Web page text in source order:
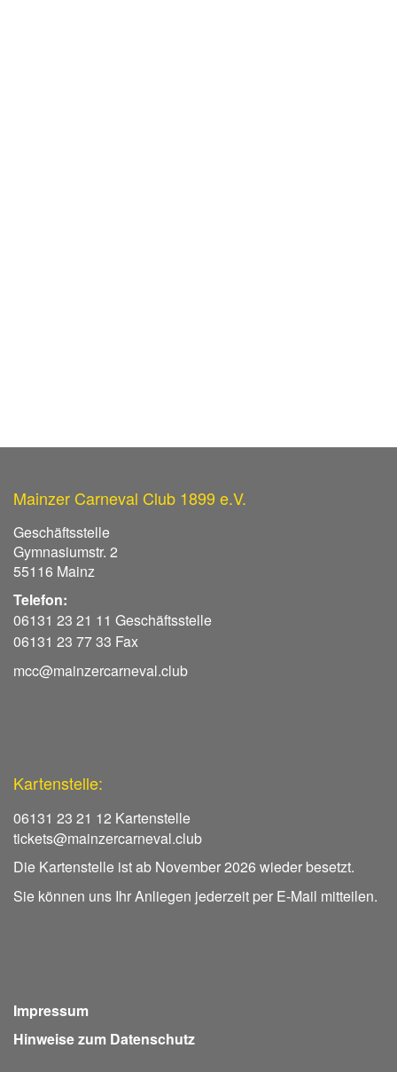
Mainzer Carneval Club 1899 e.V.
Geschäftsstelle
Gymnasiumstr. 2
55116 Mainz
Telefon:
06131 23 21 11 Geschäftsstelle
06131 23 77 33 Fax
mcc@mainzercarneval.club
Kartenstelle:
06131 23 21 12 Kartenstelle
tickets@mainzercarneval.club
Die Kartenstelle ist ab November 2026 wieder besetzt.
Sie können uns Ihr Anliegen jederzeit per E-Mail mitteilen.
Impressum
Hinweise zum Datenschutz